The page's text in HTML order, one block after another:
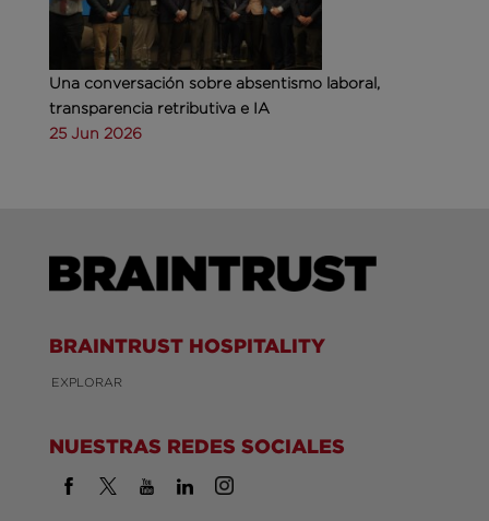
Una conversación sobre absentismo laboral,
transparencia retributiva e IA
25 Jun 2026
BRAINTRUST HOSPITALITY
EXPLORAR
NUESTRAS REDES SOCIALES